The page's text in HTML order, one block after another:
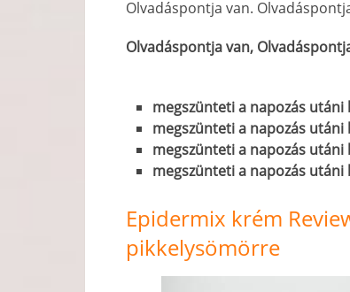
Olvadáspontja van.
Olvadáspontja van,
megszünteti a napozás utáni
megszünteti a napozás utáni
megszünteti a napozás utáni
megszünteti a napozás utáni
Epidermix krém
pikkelysömörre